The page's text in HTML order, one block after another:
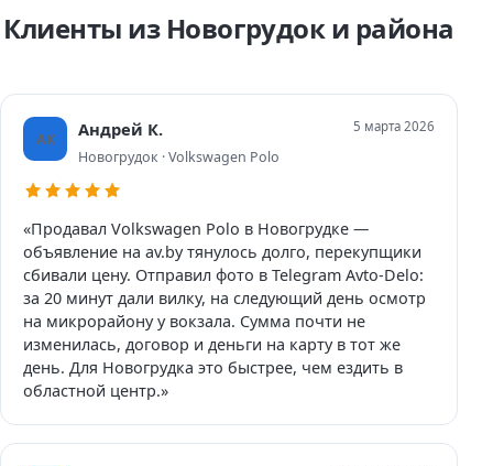
Клиенты из Новогрудок и района
АК Андрей К.
Новогрудок · Volkswagen Polo
5 марта 2026
«Продавал Volkswagen Polo в Новогрудке —
объявление на av.by тянулось долго, перекупщики
сбивали цену. Отправил фото в Telegram Avto-Delo:
за 20 минут дали вилку, на следующий день осмотр
на микрорайону у вокзала. Сумма почти не
изменилась, договор и деньги на карту в тот же
день. Для Новогрудка это быстрее, чем ездить в
областной центр.»